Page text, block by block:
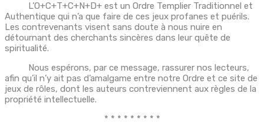
L’O+C+T+C+N+D+ est un Ordre Templier Traditionnel et
Authentique qui n’a que faire de ces jeux profanes et puérils.
Les contrevenants visent sans doute à nous nuire en
détournant des cherchants sincères dans leur quête de
spiritualité.
Nous espérons, par ce message, rassurer nos lecteurs,
afin qu’il n’y ait pas d’amalgame entre notre Ordre et ce site de
jeux de rôles, dont les auteurs contreviennent aux règles de la
propriété intellectuelle.
* * * * * * * * *